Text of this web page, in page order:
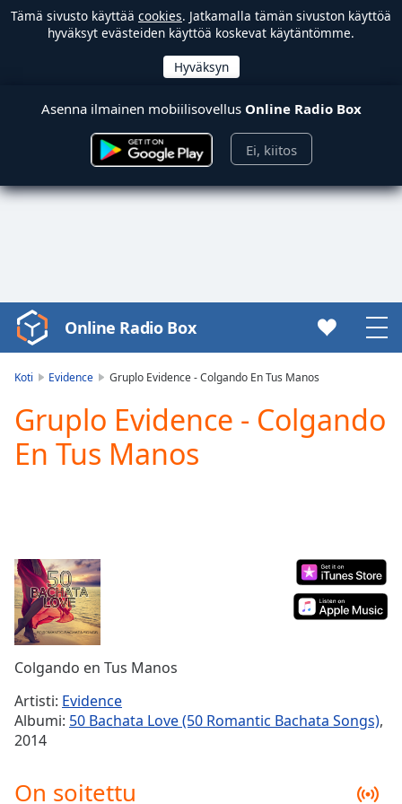
Tämä sivusto käyttää cookies. Jatkamalla tämän sivuston käyttöä
hyväksyt evästeiden käyttöä koskevat käytäntömme.
Asenna ilmainen mobiilisovellus Online Radio Box
Ei, kiitos
Video
Player
Play
Video
Play
Current
Time0:00
Duration-:-
Loaded:
Stream
TypeLIVE
Seek to
live,
currently
Remaining
Online Radio Box
Koti Evidence Gruplo Evidence - Colgando En Tus Manos
Gruplo Evidence - Colgando
En Tus Manos
Colgando en Tus Manos
Artisti: Evidence
Albumi: 50 Bachata Love (50 Romantic Bachata Songs),
2014
On soitettu